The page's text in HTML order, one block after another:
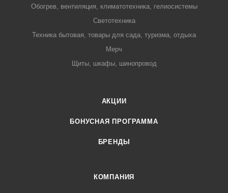
Обогрев, вентиляция, климатотехника, гелиосистемы
Светотехника
Техника бытовая, товары для сада, туризма, отдыха
Мерч
Щиты, шкафы, шинопровод
АКЦИИ
БОНУСНАЯ ПРОГРАММА
БРЕНДЫ
КОМПАНИЯ